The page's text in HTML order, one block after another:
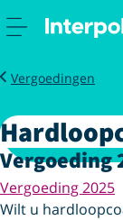
Service
Zorg
Vergoedingen
Hardloopcoaching
Vergoeding
Vergoeding 2025
Wilt u